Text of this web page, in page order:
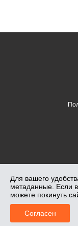
Главная
Лунный Свет — салон
Салоны: Кирова, 108.
2026
Для вашего
метаданные. Если
можете покинуть
Согласен